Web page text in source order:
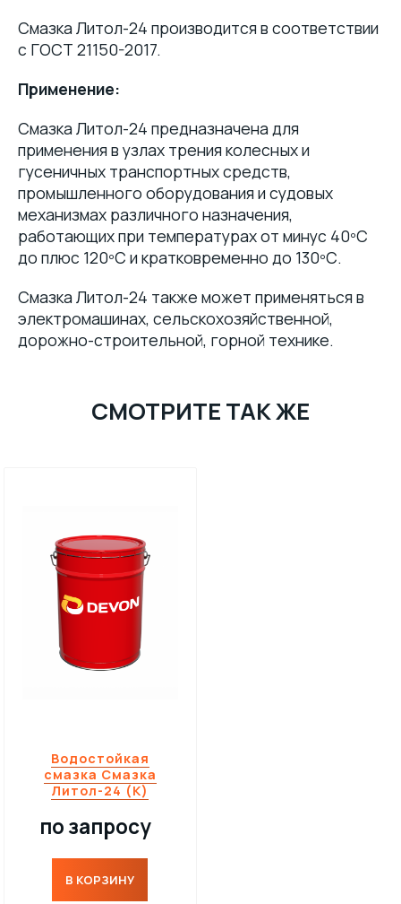
Смазка Литол-24 производится в соответствии
с ГОСТ 21150-2017.
Применение:
Смазка Литол-24 предназначена для
применения в узлах трения колесных и
гусеничных транспортных средств,
промышленного оборудования и судовых
механизмах различного назначения,
работающих при температурах от минус 40ºС
до плюс 120ºС и кратковременно до 130ºС.
Смазка Литол-24 также может применяться в
электромашинах, сельскохозяйственной,
дорожно-строительной, горной технике.
СМОТРИТЕ ТАК ЖЕ
Водостойкая
смазка Смазка
Литол-24 (К)
по запросу
В КОРЗИНУ